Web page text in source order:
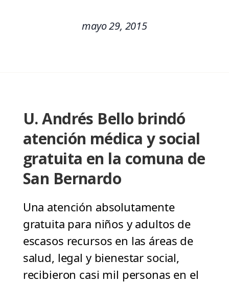
mayo 29, 2015
U. Andrés Bello brindó
atención médica y social
gratuita en la comuna de
San Bernardo
Una atención absolutamente
gratuita para niños y adultos de
escasos recursos en las áreas de
salud, legal y bienestar social,
recibieron casi mil personas en el